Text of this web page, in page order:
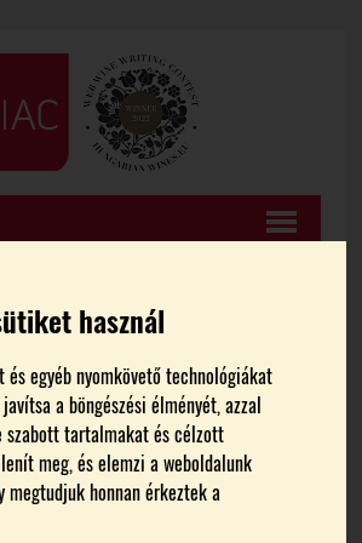
használ
és egyéb nyomkövető technológiákat
a böngészési élményét, azzal
szabott tartalmakat és célzott
meg, és elemzi a weboldalunk
megtudjuk honnan érkeztek a
nem csak az
szól